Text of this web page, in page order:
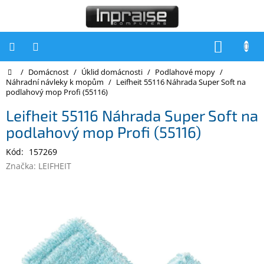
Počítače
Počítače
Notebooky
Tiskárny
Domů
/ Domácnost / Úklid domácnosti / Podlahové mopy /
Náhradní návleky k mopům / Leifheit 55116 Náhrada Super Soft na
podlahový mop Profi (55116)
Leifheit 55116 Náhrada Super Soft na
podlahový mop Profi (55116)
Kód: 157269
Značka: LEIFHEIT